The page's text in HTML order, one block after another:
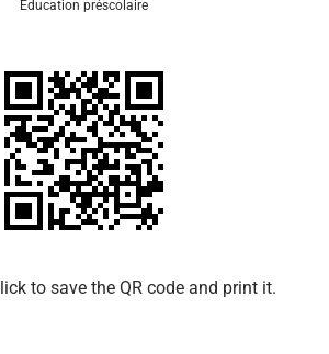
Éducation préscolaire
to save the QR code and print it.​​